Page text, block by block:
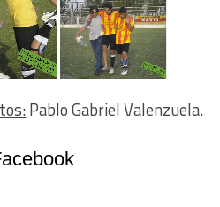
Pablo Gabriel Valenzuela.